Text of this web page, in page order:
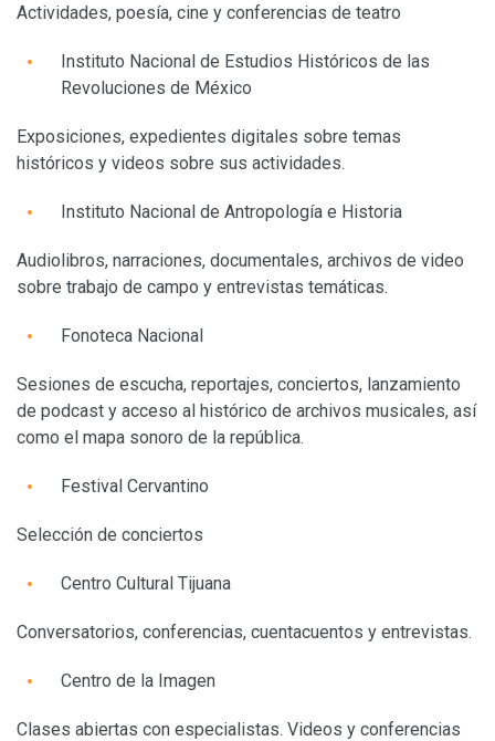
Actividades, poesía, cine y conferencias de teatro
Instituto Nacional de Estudios Históricos de las
Revoluciones de México
Exposiciones, expedientes digitales sobre temas
históricos y videos sobre sus actividades.
Instituto Nacional de Antropología e Historia
Audiolibros, narraciones, documentales, archivos de video
sobre trabajo de campo y entrevistas temáticas.
Fonoteca Nacional
Sesiones de escucha, reportajes, conciertos, lanzamiento
de podcast y acceso al histórico de archivos musicales, así
como el mapa sonoro de la república.
Festival Cervantino
Selección de conciertos
Centro Cultural Tijuana
Conversatorios, conferencias, cuentacuentos y entrevistas.
Centro de la Imagen
Clases abiertas con especialistas. Videos y conferencias